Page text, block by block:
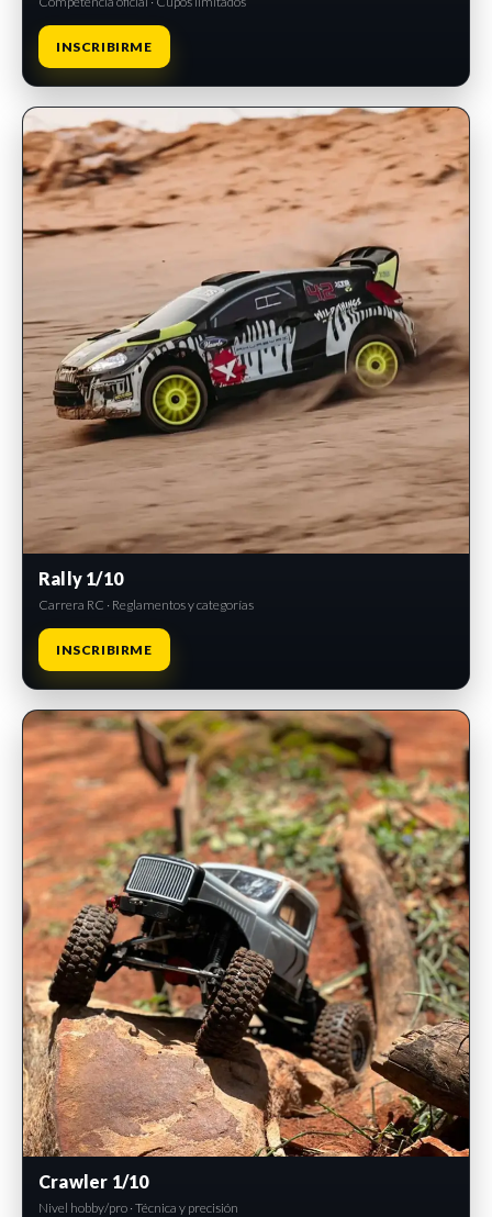
INSCRIBIRME
INSCRIPCIONES ABIERTAS
Rally 1/10
Carrera RC · Reglamentos y categorías
INSCRIBIRME
INSCRIPCIONES ABIERTAS
Crawler 1/10
Nivel hobby/pro · Técnica y precisión